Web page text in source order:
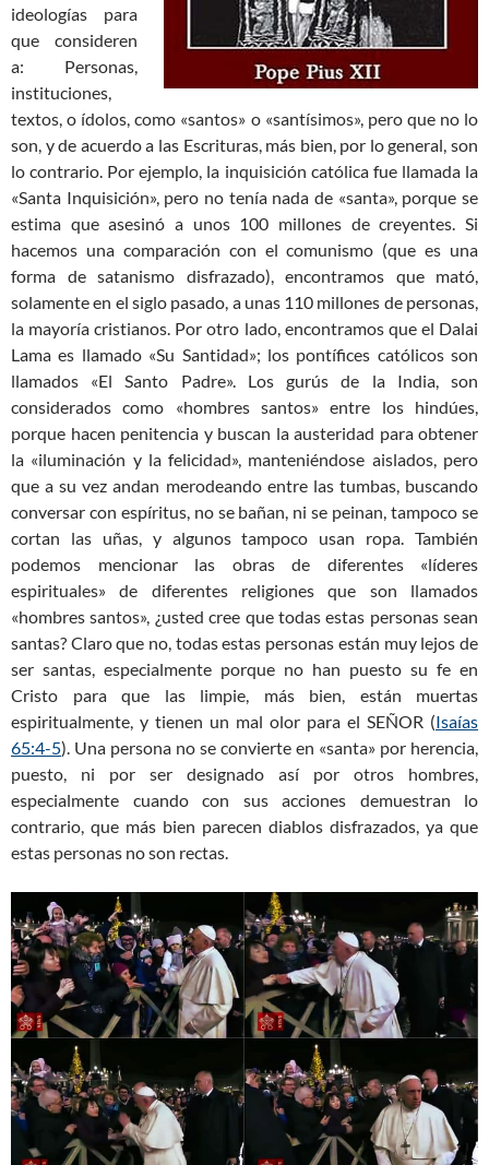
ideologías para
que consideren
a: Personas,
instituciones,
textos, o ídolos, como «santos» o «santísimos», pero que no lo
son, y de acuerdo a las Escrituras, más bien, por lo general, son
lo contrario. Por ejemplo, la inquisición católica fue llamada la
«Santa Inquisición», pero no tenía nada de «santa», porque se
estima que asesinó a unos 100 millones de creyentes. Si
hacemos una comparación con el comunismo (que es una
forma de satanismo disfrazado), encontramos que mató,
solamente en el siglo pasado, a unas 110 millones de personas,
la mayoría cristianos. Por otro lado, encontramos que el Dalai
Lama es llamado «Su Santidad»; los pontífices católicos son
llamados «El Santo Padre». Los gurús de la India, son
considerados como «hombres santos» entre los hindúes,
porque hacen penitencia y buscan la austeridad para obtener
la «iluminación y la felicidad», manteniéndose aislados, pero
que a su vez andan merodeando entre las tumbas, buscando
conversar con espíritus, no se bañan, ni se peinan, tampoco se
cortan las uñas, y algunos tampoco usan ropa. También
podemos mencionar las obras de diferentes «líderes
espirituales» de diferentes religiones que son llamados
«hombres santos», ¿usted cree que todas estas personas sean
santas? Claro que no, todas estas personas están muy lejos de
ser santas, especialmente porque no han puesto su fe en
Cristo para que las limpie, más bien, están muertas
espiritualmente, y tienen un mal olor para el SEÑOR (Isaías
65:4-5). Una persona no se convierte en «santa» por herencia,
puesto, ni por ser designado así por otros hombres,
especialmente cuando con sus acciones demuestran lo
contrario, que más bien parecen diablos disfrazados, ya que
estas personas no son rectas.